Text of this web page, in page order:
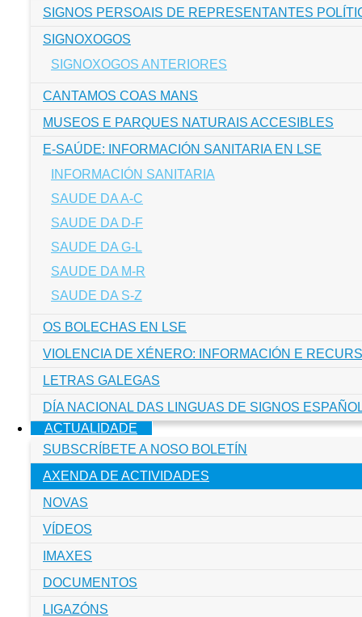
SIGNOS PERSOAIS DE REPRESENTANTES
SIGNOXOGOS
SIGNOXOGOS ANTERIORES
CANTAMOS COAS MANS
MUSEOS E PARQUES NATURAIS ACCESIBLES
E-SAÚDE: INFORMACIÓN SANITARIA EN LSE
INFORMACIÓN SANITARIA
SAUDE DA A-C
SAUDE DA D-F
SAUDE DA G-L
SAUDE DA M-R
SAUDE DA S-Z
OS BOLECHAS EN LSE
VIOLENCIA DE XÉNERO: INFORMACIÓN E
LETRAS GALEGAS
DÍA NACIONAL DAS LINGUAS DE SIGNOS
ACTUALIDADE
SUBSCRÍBETE A NOSO BOLETÍN
AXENDA DE ACTIVIDADES
NOVAS
VÍDEOS
IMAXES
DOCUMENTOS
LIGAZÓNS